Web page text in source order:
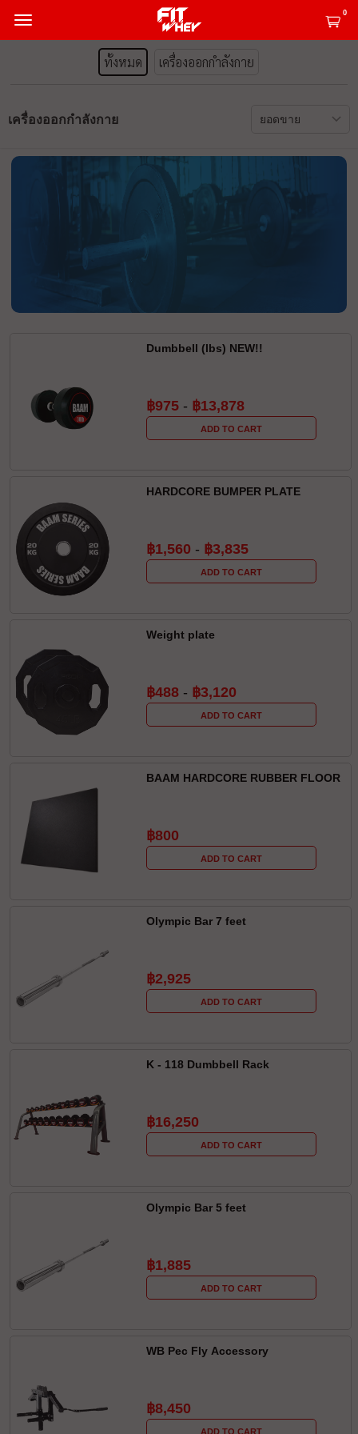
0
ทั้งหมด เครื่องออกกำลังกาย
เครื่องออกกำลังกาย
Dumbbell (lbs) NEW!!
฿975 - ฿13,878
ADD TO CART
HARDCORE BUMPER PLATE
฿1,560 - ฿3,835
ADD TO CART
Weight plate
฿488 - ฿3,120
ADD TO CART
BAAM HARDCORE RUBBER FLOOR
฿800
ADD TO CART
Olympic Bar 7 feet
฿2,925
ADD TO CART
K - 118 Dumbbell Rack
฿16,250
ADD TO CART
Olympic Bar 5 feet
฿1,885
ADD TO CART
WB Pec Fly Accessory
฿8,450
ADD TO CART